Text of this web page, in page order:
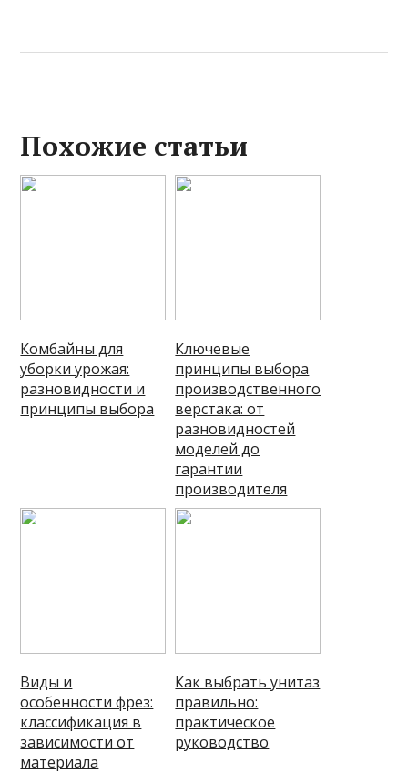
Похожие статьи
Комбайны для
уборки урожая:
разновидности и
принципы выбора
Ключевые
принципы выбора
производственного
верстака: от
разновидностей
моделей до
гарантии
производителя
Виды и
особенности фрез:
классификация в
зависимости от
материала
Как выбрать унитаз
правильно:
практическое
руководство